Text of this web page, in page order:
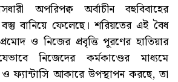
অপরিপক্ব অর্বাচীন বহুবিবাহের
বস্তু বানিয়ে ফেলেছে। শরিয়তের এই বৈধ
ও নিজের প্রবৃত্তি পূরণের হাতিয়ার
নিজেদের কর্মকাণ্ডের মাধ্যমে
ফ্যান্টাসি আকারে উপস্থাপন করছে, তা